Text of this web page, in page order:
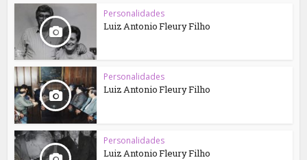
Personalidades
Luiz Antonio Fleury Filho
Personalidades
Luiz Antonio Fleury Filho
Personalidades
Luiz Antonio Fleury Filho